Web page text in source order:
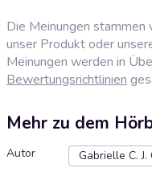
Die Meinungen stammen
unser Produkt oder
Meinungen werden in
Bewertungsrichtlinien
Mehr zu dem
Autor
Gabrielle C. J.